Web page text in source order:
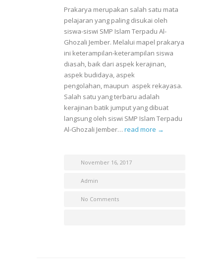
Prakarya merupakan salah satu mata
pelajaran yang paling disukai oleh
siswa-siswi SMP Islam Terpadu Al-
Ghozali Jember. Melalui mapel prakarya
ini keterampilan-keterampilan siswa
diasah, baik dari aspek kerajinan,
aspek budidaya, aspek
pengolahan, maupun aspek rekayasa.
Salah satu yang terbaru adalah
kerajinan batik jumput yang dibuat
langsung oleh siswi SMP Islam Terpadu
Al-Ghozali Jember… read more →
November 16, 2017
Admin
No Comments